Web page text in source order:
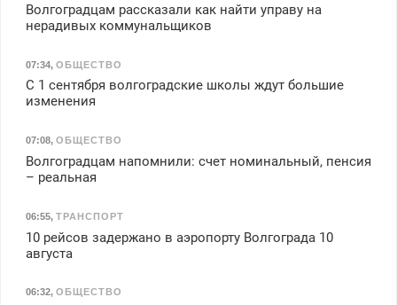
Волгоградцам рассказали как найти управу на
нерадивых коммунальщиков
07:34, ОБЩЕСТВО
С 1 сентября волгоградские школы ждут большие
изменения
07:08, ОБЩЕСТВО
Волгоградцам напомнили: счет номинальный, пенсия
– реальная
06:55, ТРАНСПОРТ
10 рейсов задержано в аэропорту Волгограда 10
августа
06:32, ОБЩЕСТВО